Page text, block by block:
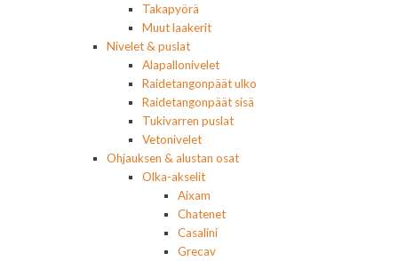
Takapyörä
Muut laakerit
Nivelet & puslat
Alapallonivelet
Raidetangonpäät ulko
Raidetangonpäät sisä
Tukivarren puslat
Vetonivelet
Ohjauksen & alustan osat
Olka-akselit
Aixam
Chatenet
Casalini
Grecav